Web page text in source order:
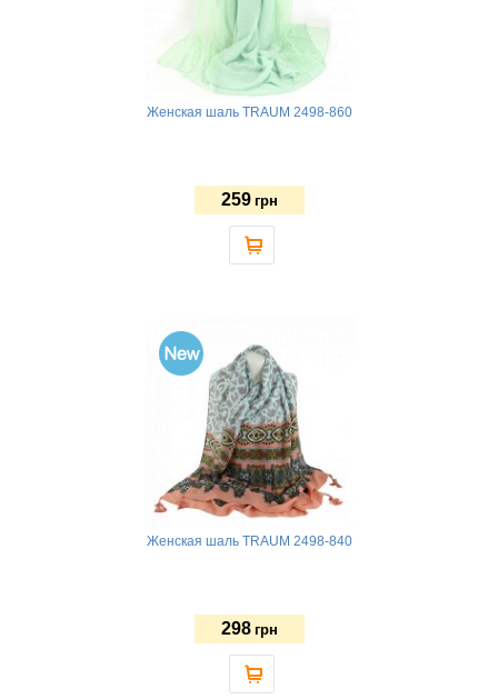
Женская шаль TRAUM 2498-860
259 грн
Женская шаль TRAUM 2498-840
298 грн